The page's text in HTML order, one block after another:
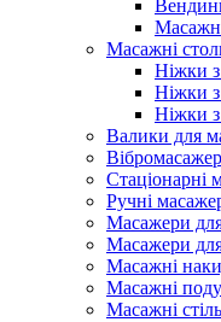
Масажні
Ніжки
Ніжки з
Ніжки
Валики для
Стаціонарні
Ручні
Масажери
Масажери
Масажні
Масажні
Масажні